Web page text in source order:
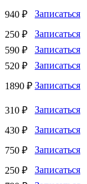
940 ₽
Записаться
250 ₽
Записаться
590 ₽
Записаться
520 ₽
Записаться
1890 ₽ Записаться
310 ₽
Записаться
430 ₽
Записаться
750 ₽
Записаться
250 ₽
Записаться